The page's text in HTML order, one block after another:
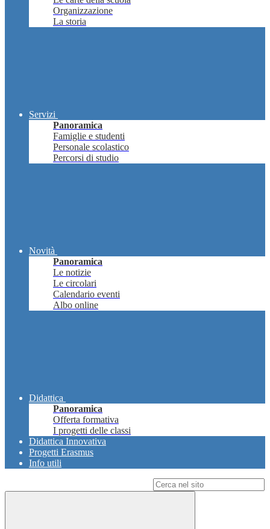
Organizzazione
La storia
Servizi
Panoramica
Famiglie e studenti
Personale scolastico
Percorsi di studio
Novità
Panoramica
Le notizie
Le circolari
Calendario eventi
Albo online
Didattica
Panoramica
Offerta formativa
I progetti delle classi
Didattica Innovativa
Progetti Erasmus
Info utili